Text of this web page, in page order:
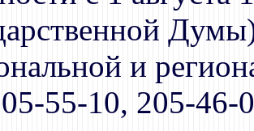
и
55-10, 205-46-